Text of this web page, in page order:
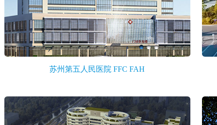
苏州第五人民医院 FFC FAH